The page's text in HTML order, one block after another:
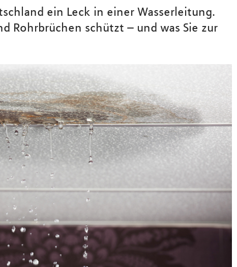
ein Leck in einer Wasserleitung.
Rohrbrüchen schützt – und was Sie zur